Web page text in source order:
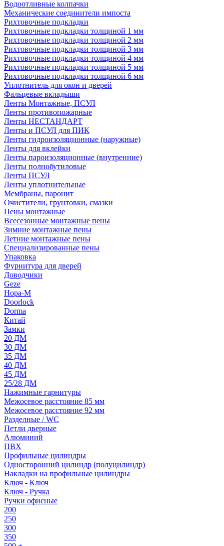
Водоотливные колпачки
Механические соединители импоста
Рихтовочные подкладки
Рихтовочные подкладки толщиной 1 мм
Рихтовочные подкладки толщиной 2 мм
Рихтовочные подкладки толщиной 3 мм
Рихтовочные подкладки толщиной 4 мм
Рихтовочные подкладки толщиной 5 мм
Рихтовочные подкладки толщиной 6 мм
Уплотнитель для окон и дверей
Фальцевые вкладыши
Ленты Монтажные, ПСУЛ
Ленты противопожарные
Ленты НЕСТАНДАРТ
Ленты и ПСУЛ для ПИК
Ленты гидроизоляционные (наружные)
Ленты для вклейки
Ленты пароизоляционные (внутренние)
Ленты полнобутиловые
Ленты ПСУЛ
Ленты уплотнительные
Мембраны, паронит
Очистители, грунтовки, смазки
Пены монтажные
Всесезонные монтажные пены
Зимние монтажные пены
Летние монтажные пены
Специализированные пены
Упаковка
Фурнитура для дверей
Доводчики
Geze
Нора-М
Doorlock
Dorma
Китай
Замки
20 ДМ
30 ДМ
35 ДМ
40 ДМ
45 ДМ
25/28 ДМ
Нажимные гарнитуры
Межосевое расстояние 85 мм
Межосевое расстояние 92 мм
Разделные / WC
Петли дверные
Алюминий
ПВХ
Профильные цилиндры
Односторонний цилиндр (полуцилиндр)
Накладки на профильные цилиндры
Ключ - Ключ
Ключ - Ручка
Ручки офисные
200
250
300
350